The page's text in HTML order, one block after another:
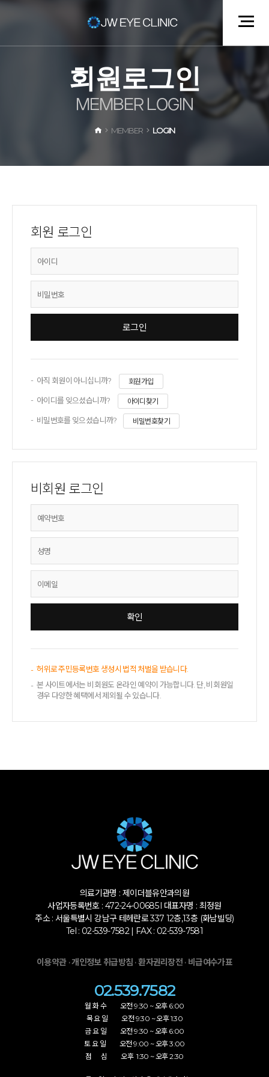
회 원로그인
M EM BER LOG N
MEMBER LOGIN
회원 로그인
아직 회원이 아니십니까? 회원가입
아이디를 잊으셨습니까? 아이디찾기
비밀번호를 잊으셨습니까? 비밀번호찾기
비회원 로그인
허위로 주민등록번호 생성시 법적 처벌을 받습니다.
본 사이트에서는 비회원도 온라인 예약이 가능합니다. 단, 비회원일
경우 다양한 혜택에서 제외될 수 있습니다.
의료기관명 : 제이더블유안과의원
사업자등록번호 : 472-24-00685 l 대표자명 : 최정원
주소 : 서울특별시 강남구 테헤란로 337 12층,13층 (화남빌딩)
Tel : 02-539-7582 | FAX : 02-539-7581
이용약관·개인정보 취급방침 ·환자권리장전 · 비급여수가표
02.539.7582
월 화 수 오전 9:30 ~ 오후 6:00
목 요 일 오전 9:30 ~ 오후 1:30
금 요 일 오전 9:30 ~ 오후 6:00
토 요 일 오전 9:00 ~ 오후 3:00
점 심 오후 1:30 ~ 오후 2:30